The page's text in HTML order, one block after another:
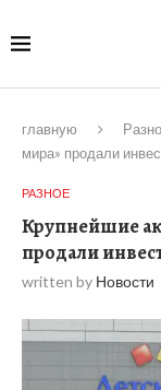
главную
мира» продали
РАЗНОЕ
Крупнейшие
продали
written by Новости